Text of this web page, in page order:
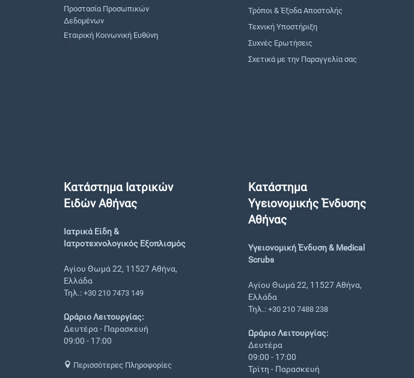
Προστασία Προσωπικών
Δεδομένων
Εταιρική Κοινωνική Ευθύνη
"
Τρόποι & Έξοδα Αποστολής
Τεχνική Υποστήριξη
Συχνές Ερωτήσεις
Σχετικά με την Παραγγελία σας
Κατάστημα Ιατρικών
Ειδών Αθήνας
Ιατρικά Είδη &
Ιατροτεχνολογικός Εξοπλισμός
Αγίου Θωμά 22, 11527 Αθήνα,
Ελλάδα
Τηλ.:+30 210 7473 149
Ωράριο Λειτουργίας:
Δευτέρα - Παρασκευή
09:00 - 17:00
Περισσότερες Πληροφορίες
Κατάστημα
Υγειονομικής Ένδυσης
Αθήνας
Υγειονομική Ένδυση & Medical
Scrubs
Αγίου Θωμά 22, 11527 Αθήνα,
Ελλάδα
Τηλ.: +30 210 7488 238
Ωράριο Λειτουργίας:
Δευτέρα
09:00 - 17:00
Τρίτη - Παρασκευή